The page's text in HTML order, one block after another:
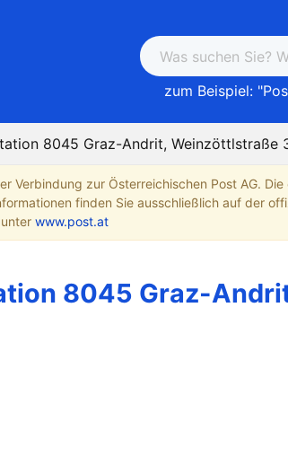
zum Beispiel: "
8045 Graz-Andrit, Weinzöttlstraße
Verbindung zur Österreichischen Post AG.
finden Sie ausschließlich auf der
unter www.post.at
8045 Graz-